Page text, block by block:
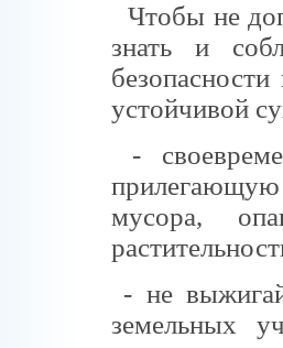
Чтобы не
знать и
устойчивой
-
мусора,
- не
земельных